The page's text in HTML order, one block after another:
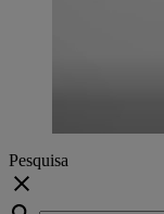
Pesquisa